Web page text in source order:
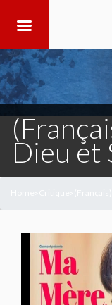
Dieu et